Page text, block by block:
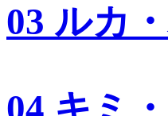
03 ルカ